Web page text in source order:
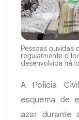
Pessoas ouvidas
regularmente o
desenvolvida há
A Polícia
esquema de
azar durante